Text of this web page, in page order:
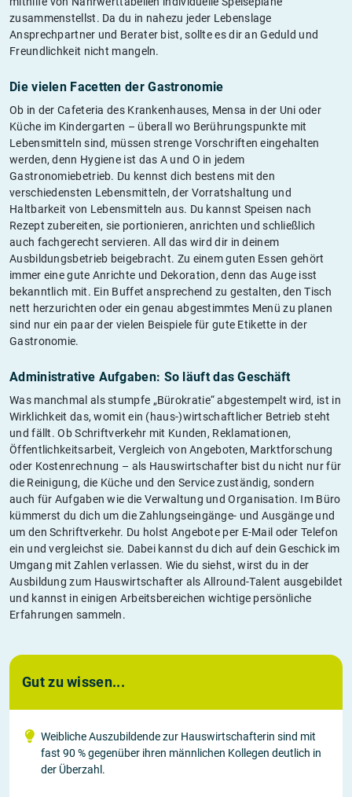
zusammenstellst. Da du in nahezu jeder Lebenslage
Ansprechpartner und Berater bist, sollte es dir an Geduld und
Freundlichkeit nicht mangeln.
Die vielen Facetten der Gastronomie
Ob in der Cafeteria des Krankenhauses, Mensa in der Uni oder
Küche im Kindergarten – überall wo Berührungspunkte mit
Lebensmitteln sind, müssen strenge Vorschriften eingehalten
werden, denn Hygiene ist das A und O in jedem
Gastronomiebetrieb. Du kennst dich bestens mit den
verschiedensten Lebensmitteln, der Vorratshaltung und
Haltbarkeit von Lebensmitteln aus. Du kannst Speisen nach
Rezept zubereiten, sie portionieren, anrichten und schließlich
auch fachgerecht servieren. All das wird dir in deinem
Ausbildungsbetrieb beigebracht. Zu einem guten Essen gehört
immer eine gute Anrichte und Dekoration, denn das Auge isst
bekanntlich mit. Ein Buffet ansprechend zu gestalten, den Tisch
nett herzurichten oder ein genau abgestimmtes Menü zu planen
sind nur ein paar der vielen Beispiele für gute Etikette in der
Gastronomie.
Administrative Aufgaben: So läuft das Geschäft
Was manchmal als stumpfe „Bürokratie“ abgestempelt wird, ist in
Wirklichkeit das, womit ein (haus-)wirtschaftlicher Betrieb steht
und fällt. Ob Schriftverkehr mit Kunden, Reklamationen,
Öffentlichkeitsarbeit, Vergleich von Angeboten, Marktforschung
oder Kostenrechnung – als Hauswirtschafter bist du nicht nur für
die Reinigung, die Küche und den Service zuständig, sondern
auch für Aufgaben wie die Verwaltung und Organisation. Im Büro
kümmerst du dich um die Zahlungseingänge- und Ausgänge und
um den Schriftverkehr. Du holst Angebote per E-Mail oder Telefon
ein und vergleichst sie. Dabei kannst du dich auf dein Geschick im
Umgang mit Zahlen verlassen. Wie du siehst, wirst du in der
Ausbildung zum Hauswirtschafter als Allround-Talent ausgebildet
und kannst in einigen Arbeitsbereichen wichtige persönliche
Erfahrungen sammeln.
Gut zu wissen...
Weibliche Auszubildende zur Hauswirtschafterin sind mit
fast 90 % gegenüber ihren männlichen Kollegen deutlich in
der Überzahl.